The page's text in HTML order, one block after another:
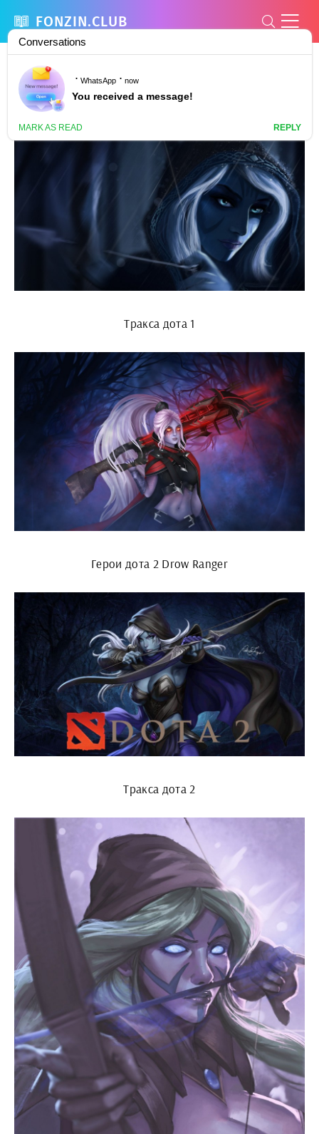
FONZIN.CLUB
Тракса дота (69 фото)
986 0
Тракса дота 1
Герои дота 2 Drow Ranger
Тракса дота 2